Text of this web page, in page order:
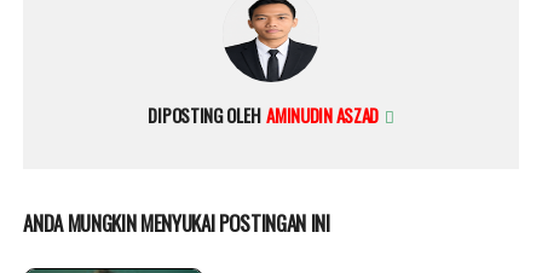
DIPOSTING OLEH AMINUDIN ASZAD
ANDA MUNGKIN MENYUKAI POSTINGAN INI